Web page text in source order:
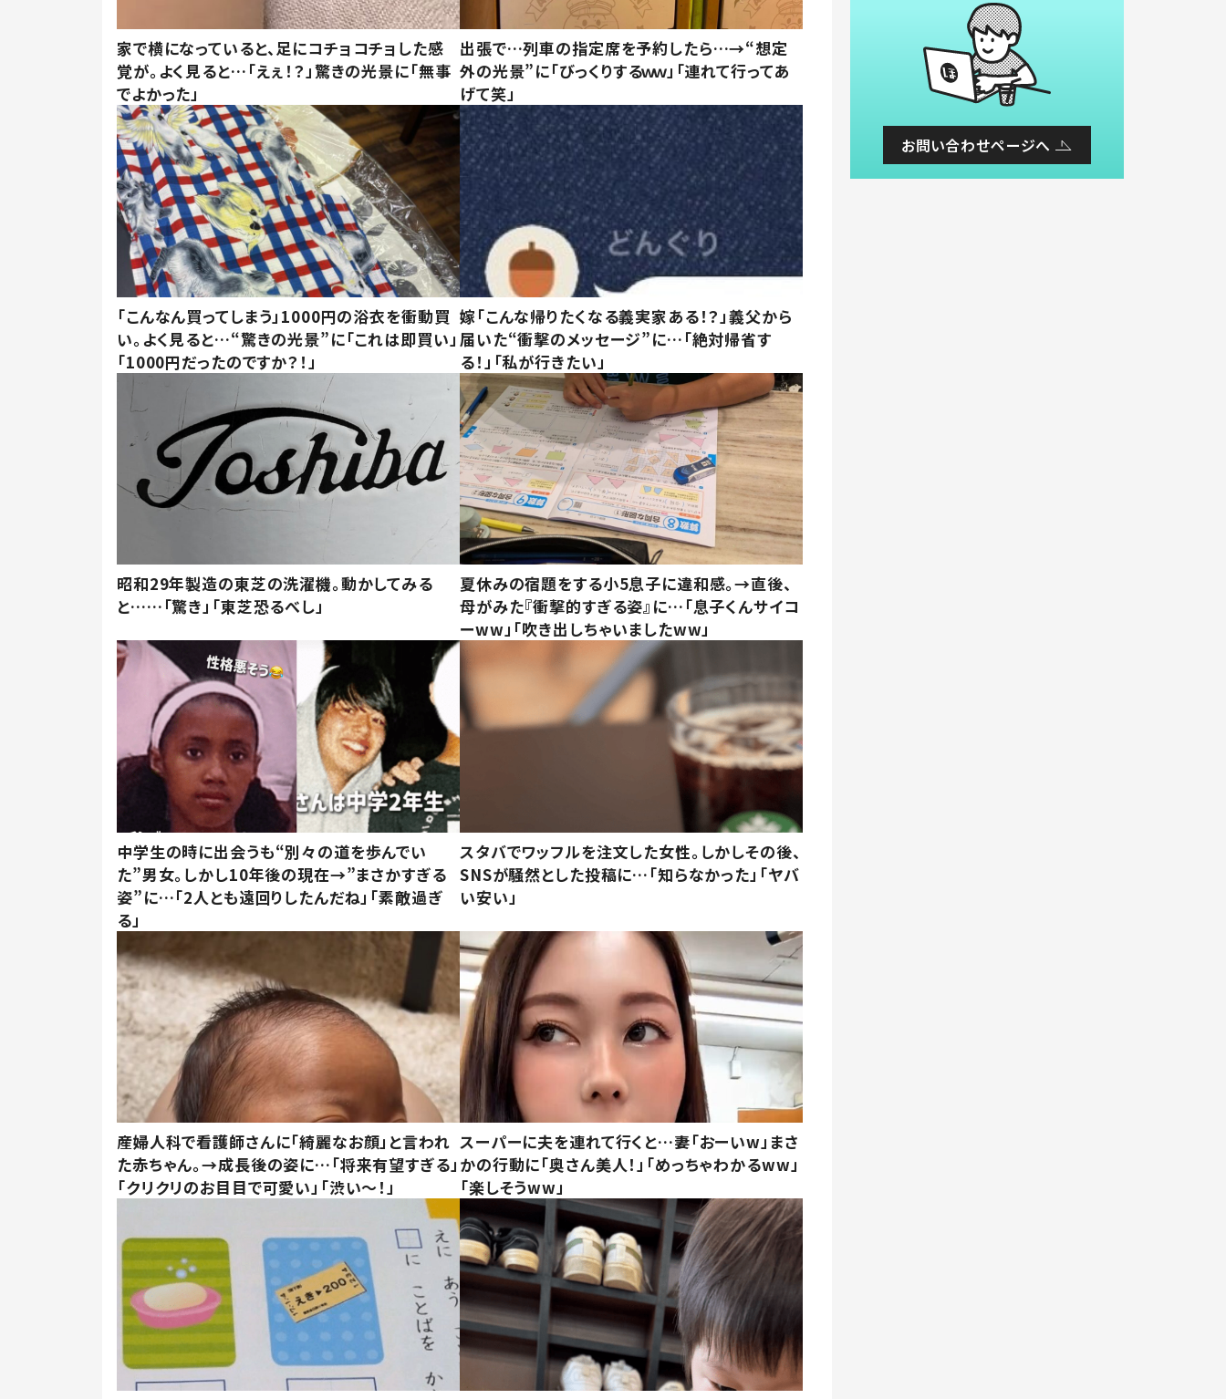
家で横になっていると、足にコチョコチョした感
覚が。よく見ると…「えぇ！？」驚きの光景に「無事
でよかった」
出張で…列車の指定席を予約したら…→“想定
外の光景”に「びっくりするｗｗ」「連れて行ってあ
げて笑」
「こんなん買ってしまう」1000円の浴衣を衝動買
い。よく見ると…“驚きの光景”に「これは即買い」
「1000円だったのですか？！」
嫁「こんな帰りたくなる義実家ある！？」義父から
届いた“衝撃のメッセージ”に…「絶対帰省す
る！」「私が行きたい」
昭和29年製造の東芝の洗濯機。動かしてみる
と……「驚き」「東芝恐るべし」
夏休みの宿題をする小5息子に違和感。→直後、
母がみた『衝撃的すぎる姿』に…「息子くんサイコ
ーww」「吹き出しちゃいましたww」
中学生の時に出会うも“別々の道を歩んでい
た”男女。しかし10年後の現在→”まさかすぎる
姿”に…「2人とも遠回りしたんだね」「素敵過ぎ
る」
スタバでワッフルを注文した女性。しかしその後、
SNSが騒然とした投稿に…「知らなかった」「ヤバ
い安い」
産婦人科で看護師さんに「綺麗なお顔」と言われ
た赤ちゃん。→成長後の姿に…「将来有望すぎる」
「クリクリのお目目で可愛い」「渋い～！」
スーパーに夫を連れて行くと…妻「おーいw」まさ
かの行動に「奥さん美人！」「めっちゃわかるww」
「楽しそうww」
お問い合わせページへ